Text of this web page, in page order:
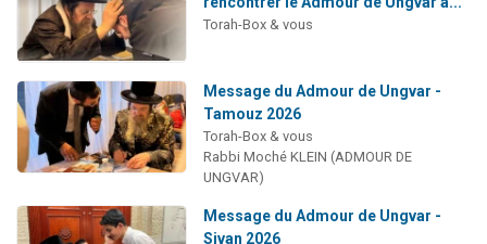
Torah-Box & vous
Message du Admour de Ungvar -
Tamouz 2026
Torah-Box & vous
Rabbi Moché KLEIN (ADMOUR DE
UNGVAR)
Message du Admour de Ungvar -
Sivan 2026